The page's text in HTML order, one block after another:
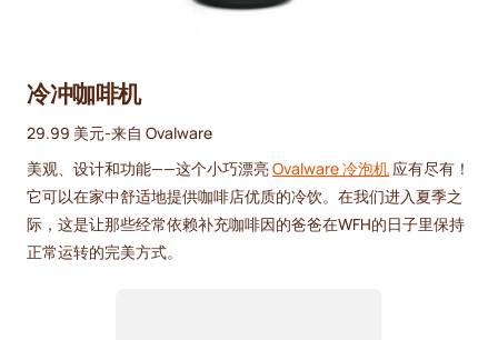
冷冲咖啡机
29.99 美元-来自 Ovalware
美观、设计和功能——这个小巧漂亮Ovalware 冷泡机 应有尽有！
它可以在家中舒适地提供咖啡店优质的冷饮。在我们进入夏季之
际，这是让那些经常依赖补充咖啡因的爸爸在WFH的日子里保持
正常运转的完美方式。